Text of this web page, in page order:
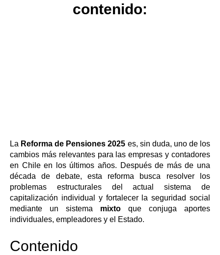
contenido:
La Reforma de Pensiones 2025 es, sin duda, uno de los
cambios más relevantes para las empresas y contadores
en Chile en los últimos años. Después de más de una
década de debate, esta reforma busca resolver los
problemas estructurales del actual sistema de
capitalización individual y fortalecer la seguridad social
mediante un sistema mixto que conjuga aportes
individuales, empleadores y el Estado.
Contenido